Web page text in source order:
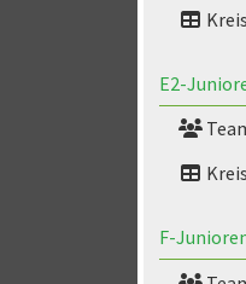
E2-
F-